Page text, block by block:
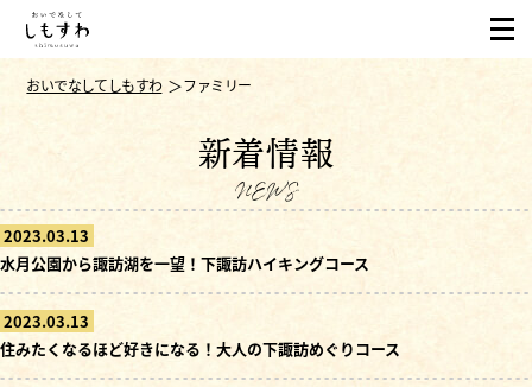
おいでなしてしもすわ ファミリー
新着情報
NEWS
2023.03.13
水月公園から諏訪湖を一望！下諏訪ハイキングコース
2023.03.13
住みたくなるほど好きになる！大人の下諏訪めぐりコース